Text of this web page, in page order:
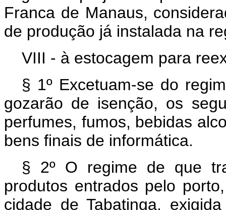
Franca de Manaus,
de produção já instalada na
VIII - à estocagem para
§ 1º Excetuam-se do
gozarão de isenção, os
perfumes, fumos, bebidas
bens finais de informática.
§ 2º O regime de que
produtos entrados pelo
cidade de Tabatinga,